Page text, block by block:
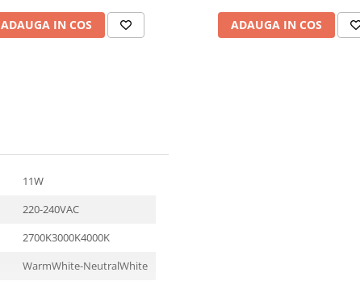
ADAUGA IN COS ADAUGA IN COS
11W
220-240VAC
2700K3000K4000K
WarmWhite-NeutralWhite